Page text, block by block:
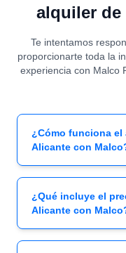
alquiler de
Te intentamos
proporcionarte toda la
experiencia con Malco
¿Cómo funciona
Alicante con
¿Qué incluye el
Alicante con